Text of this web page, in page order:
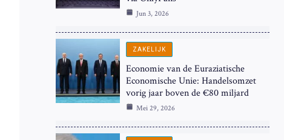
Jun 3, 2026
ZAKELIJK
Economie van de Euraziatische
Economische Unie: Handelsomzet
vorig jaar boven de €80 miljard
Mei 29, 2026